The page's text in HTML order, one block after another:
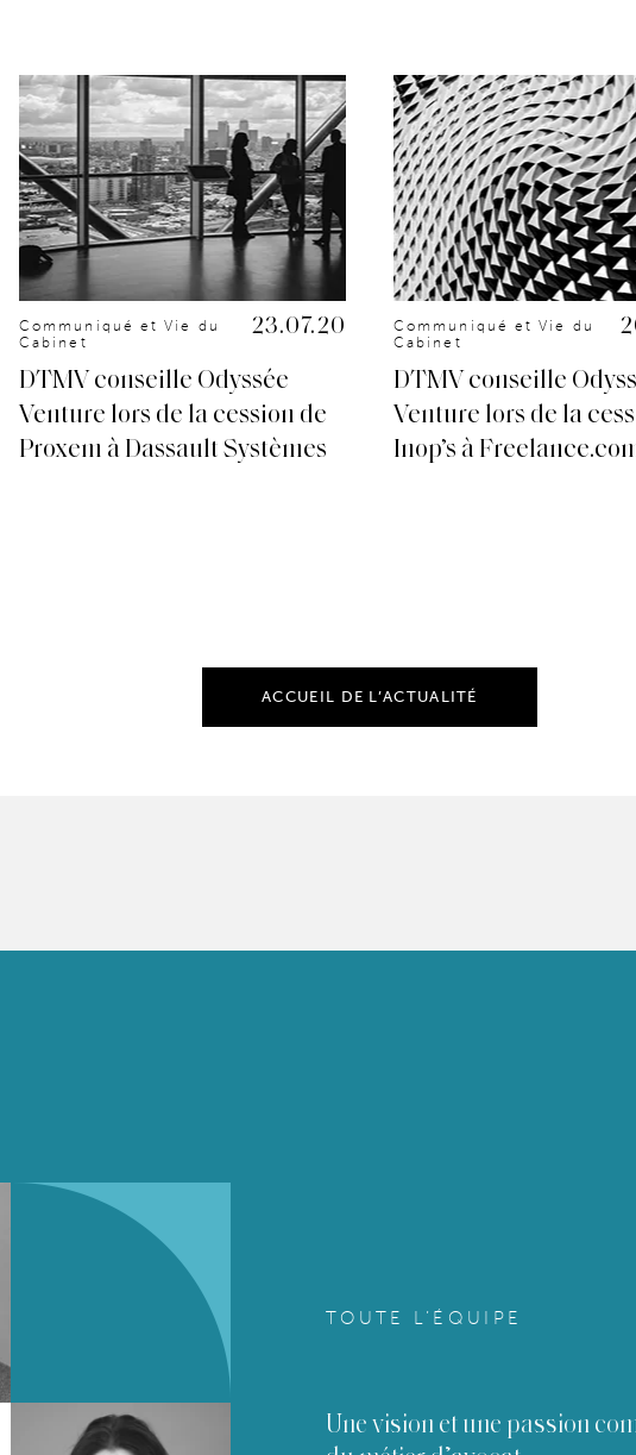
Communiqué et Vie du
Cabinet
23.07.20
DTMV conseille Odyssée
Venture lors de la cession de
Proxem à Dassault Systèmes
Communiqué et Vie du
Cabinet
DTMV conseille
Venture lors de la
Inop’s à
ACCUEIL DE L’ACTUALITÉ
TOUTE L’ÉQUIPE
Une vision et une passion